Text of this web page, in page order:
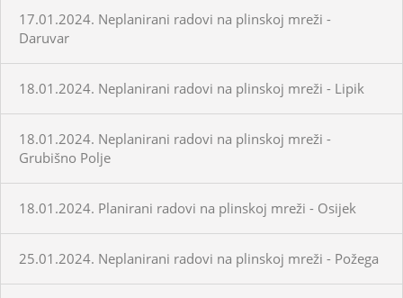
17.01.2024. Neplanirani radovi na plinskoj mreži -
Daruvar
18.01.2024. Neplanirani radovi na plinskoj mreži - Lipik
18.01.2024. Neplanirani radovi na plinskoj mreži -
Grubišno Polje
18.01.2024. Planirani radovi na plinskoj mreži - Osijek
25.01.2024. Neplanirani radovi na plinskoj mreži - Požega